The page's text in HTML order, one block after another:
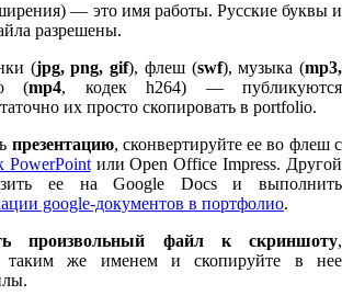
— это имя работы. Русские буквы и
разрешены.
(jpg, png, gif), флеш (swf), музыка (mp3,
(mp4, кодек h264) — публикуются
их просто скопировать в port­fo­lio.
презентацию, сконвертируйте ее во флеш с
Pow­er­Pointили Open Office Impress. Другой
ее на Google Docs и выполнить
google-документов в портфолио.
произвольный файл к скриншоту,
таким же именем и скопируйте в нее